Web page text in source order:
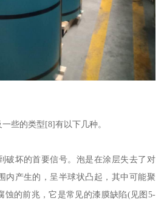
些的类型[8]有以下几种。
破坏的首要信号。泡是在涂层失去了对
内产生的，呈半球状凸起，其中可能聚
蚀的前兆，它是常见的漆膜缺陷(见图5-